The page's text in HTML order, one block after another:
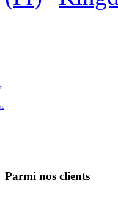
Parmi nos clients